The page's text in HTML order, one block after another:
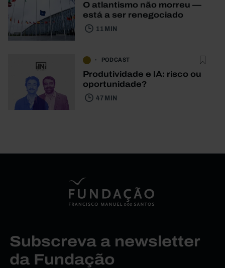
O atlantismo não morreu —
está a ser renegociado
11 MIN
PODCAST
Produtividade e IA: risco ou
oportunidade?
47 MIN
Subscreva a newsletter
da Fundação